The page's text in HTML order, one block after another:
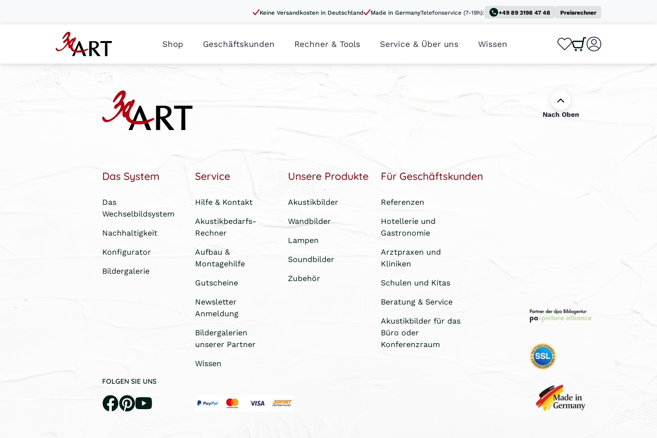
Keine Versandkosten in Deutschland Made in GermanyTelefonservice (7-19h): +49 89 3198 47 48 Preisrechner
Shop Geschäftskunden Rechner & Tools Service & Über uns Wissen 0
Nach Oben
Das System
Das
Wechselbildsystem
Nachhaltigkeit
Konfigurator
Bildergalerie
Service
Hilfe & Kontakt
Akustikbedarfs-
Rechner
Aufbau &
Montagehilfe
Gutscheine
Newsletter
Anmeldung
Bildergalerien
unserer Partner
Wissen
Unsere Produkte
Akustikbilder
Wandbilder
Lampen
Soundbilder
Zubehör
Für Geschäftskunden
Referenzen
Hotellerie und
Gastronomie
Arztpraxen und
Kliniken
Schulen und Kitas
Beratung & Service
Akustikbilder für das
Büro oder
Konferenzraum
FOLGEN SIE UNS